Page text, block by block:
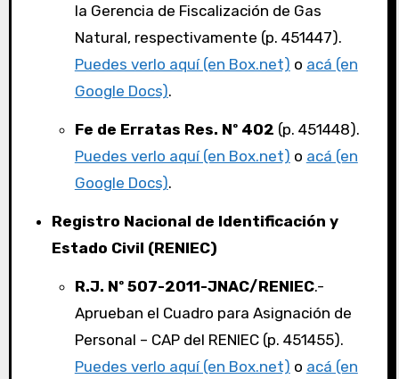
la Gerencia de Fiscalización de Gas
Natural, respectivamente (p. 451447).
Puedes verlo aquí (en Box.net) o acá (en
Google Docs).
Fe de Erratas Res. Nº 402 (p. 451448).
Puedes verlo aquí (en Box.net) o acá (en
Google Docs).
Registro Nacional de Identificación y
Estado Civil (RENIEC)
R.J. Nº 507-2011-JNAC/RENIEC.-
Aprueban el Cuadro para Asignación de
Personal – CAP del RENIEC (p. 451455).
Puedes verlo aquí (en Box.net) o acá (en